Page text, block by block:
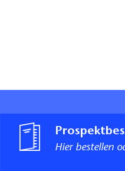
Hier bestellen